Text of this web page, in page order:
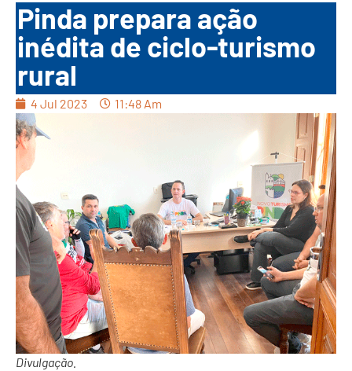
Pinda prepara ação
inédita de ciclo-turismo
rural
4 Jul 2023 11:48 Am
Divulgação.